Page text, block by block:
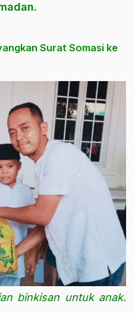
Surat Somasi ke
binkisan untuk anak.